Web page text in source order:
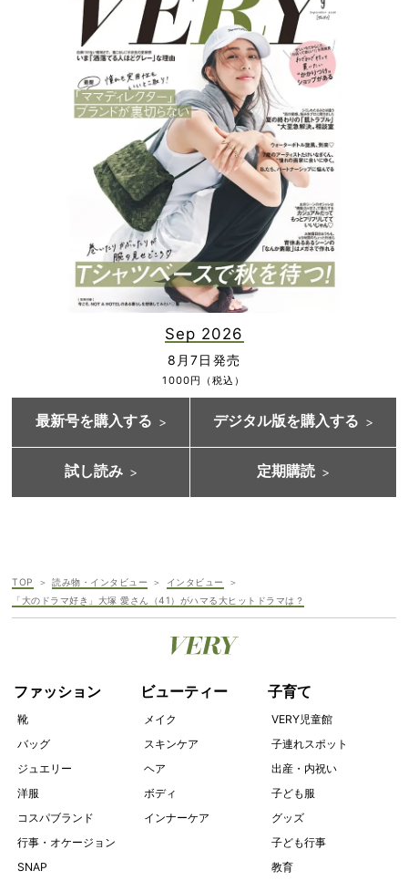
Sep 2026
8月7日発売
1000円（税込）
最新号を購入する デジタル版を購入する
試し読み 定期購読
TOP 読み物・インタビュー
インタビュー
「大のドラマ好き」大塚 愛さん（41）がハマる大ヒットドラマは？
ファッション
靴
バッグ
ジュエリー
洋服
コスパブランド
行事・オケージョン
SNAP
ビューティー
メイク
スキンケア
ヘア
ボディ
インナーケア
子育て
VERY児童館
子連れスポット
出産・内祝い
子ども服
グッズ
子ども行事
教育